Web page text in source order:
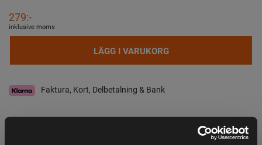
279:-
inklusive moms
LÄGG I VARUKORG
Faktura, Kort, Delbetalning & Bank